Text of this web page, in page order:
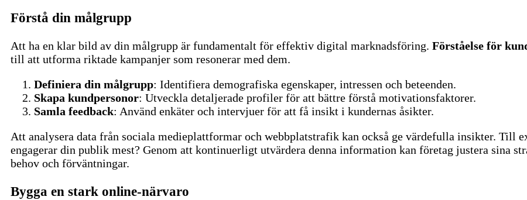
Förstå din målgrupp
Att ha en klar bild av din målgrupp är fundamentalt för effektiv digital marknadsföring. Förståelse för
till att utforma riktade kampanjer som resonerar med dem.
Definiera din målgrupp: Identifiera demografiska egenskaper, intressen och beteenden.
Skapa kundpersonor: Utveckla detaljerade profiler för att bättre förstå motivationsfaktorer.
Samla feedback: Använd enkäter och intervjuer för att få insikt i kundernas åsikter.
Att analysera data från sociala medieplattformar och webbplatstrafik kan också ge värdefulla insikter. Till
engagerar din publik mest? Genom att kontinuerligt utvärdera denna information kan företag justera sina
behov och förväntningar.
Bygga en stark online-närvaro